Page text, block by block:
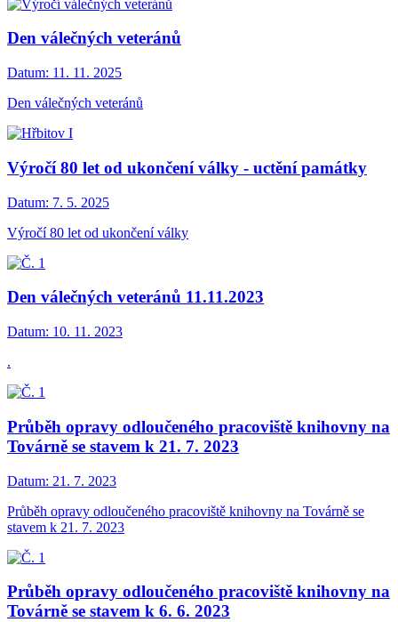
Den válečných veteránů
Datum: 11. 11. 2025
Den válečných veteránů
Výročí 80 let od ukončení války - uctění památky
Datum: 7. 5. 2025
Výročí 80 let od ukončení války
Den válečných veteránů 11.11.2023
Datum: 10. 11. 2023
.
Průběh opravy odloučeného pracoviště knihovny na
Továrně se stavem k 21. 7. 2023
Datum: 21. 7. 2023
Průběh opravy odloučeného pracoviště knihovny na Továrně se
stavem k 21. 7. 2023
Průběh opravy odloučeného pracoviště knihovny na
Továrně se stavem k 6. 6. 2023